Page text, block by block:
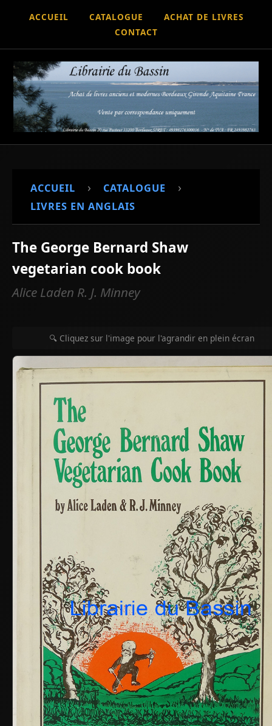
ACCUEIL CATALOGUE
ACHAT DE LIVRES
CONTACT
ACCUEIL › CATALOGUE ›
LIVRES EN ANGLAIS
The George Bernard Shaw
vegetarian cook book
Alice Laden R. J. Minney
🔍 Cliquez sur l'image pour l'agrandir en plein écran